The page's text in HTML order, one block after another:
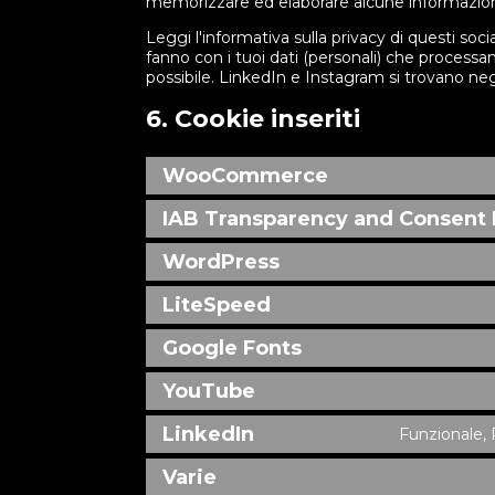
Leggi l'informativa sulla privacy di questi
fanno con i tuoi dati (personali) che
possibile. LinkedIn e Instagram si trovano
6. Cookie inseriti
WooCommerce
IAB Transparency and
WordPress
LiteSpeed
Google Fonts
YouTube
LinkedIn
Varie